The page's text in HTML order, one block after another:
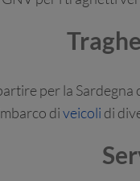
per la Sardegna
diveicoli di